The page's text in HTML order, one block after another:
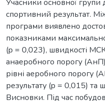
Учасники основної
спортивний результат.
програми виявлено
показниками
(p = 0,023), швидкості
анаеробного порогу
рівні аеробного порогу
результату (p = 0,015) та
Висновки. Під час